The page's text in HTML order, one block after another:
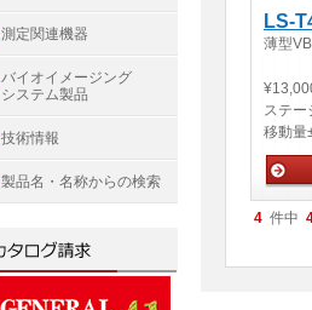
LS-
薄型
ステー
移動量
手動
4 件中
測定関連機器
バイオイメージング
システム製品
技術情報
製品名・名称からの検索